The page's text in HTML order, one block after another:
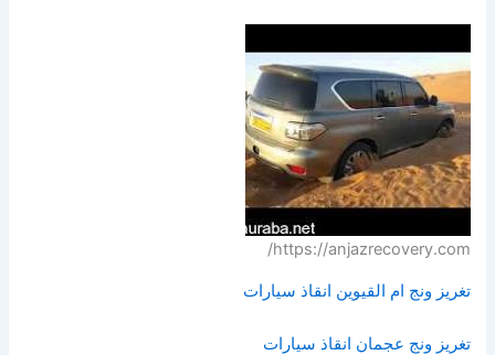
https://anjazrecovery.com/
تغريز ونج ام القيوين انقاذ سيارات
تغريز ونج عجمان انقاذ سيارات